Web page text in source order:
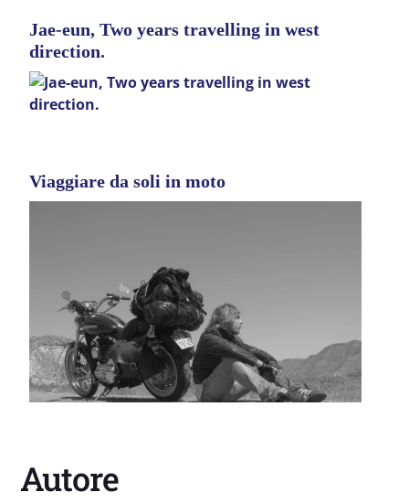
Jae-eun, Two years travelling in west
direction.
Viaggiare da soli in moto
Autore